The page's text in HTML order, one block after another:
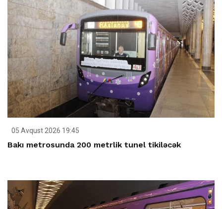
05 Avqust 2026 19:45
Bakı metrosunda 200 metrlik tunel tikiləcək